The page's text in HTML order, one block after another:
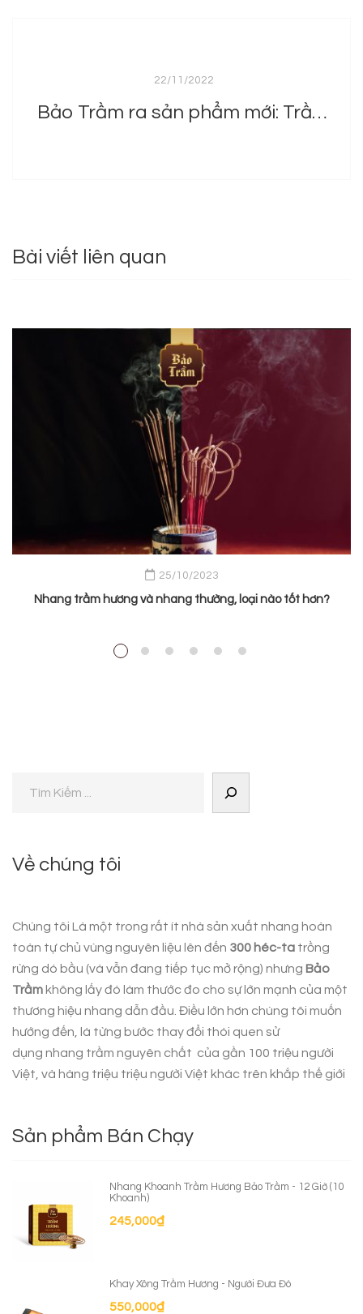
22/11/2022
Bảo Trầm ra sản phẩm mới: Trầm thanh cao cấp
Bài viết liên quan
25/10/2023
Nhang trầm hương và nhang thường, loại nào tốt hơn?
Về chúng tôi
Chúng tôi Là một trong rất ít nhà sản xuất nhang hoàn
toàn tự chủ vùng nguyên liệu lên đến 300 héc-ta trồng
rừng dó bầu (và vẫn đang tiếp tục mở rộng) nhưng Bảo
Trầm không lấy đó làm thước đo cho sự lớn mạnh của một
thương hiệu nhang dẫn đầu. Điều lớn hơn chúng tôi muốn
hướng đến, là từng bước thay đổi thói quen sử
dụng nhang trầm nguyên chất của gần 100 triệu người
Việt, và hàng triệu triệu người Việt khác trên khắp thế giới
Sản phẩm Bán Chạy
Nhang Khoanh Trầm Hương Bảo Trầm - 12 Giờ (10
Khoanh)
245,000₫
Khay Xông Trầm Hương - Người Đưa Đò
550,000₫